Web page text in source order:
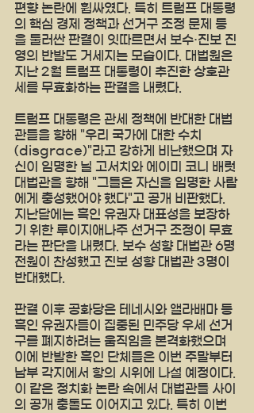
편향 논란에 휩싸였다. 특히 트럼프 대통령
의 핵심 경제 정책과 선거구 조정 문제 등
을 둘러싼 판결이 잇따르면서 보수·진보 진
영의 반발도 거세지는 모습이다. 대법원은
지난 2월 트럼프 대통령이 추진한 상호관
세를 무효화하는 판결을 내렸다.
트럼프 대통령은 관세 정책에 반대한 대법
관들을 향해 "우리 국가에 대한 수치
(disgrace)"라고 강하게 비난했으며 자
신이 임명한 닐 고서치와 에이미 코니 배럿
대법관을 향해 "그들은 자신을 임명한 사람
에게 충성했어야 했다"고 공개 비판했다.
지난달에는 흑인 유권자 대표성을 보장하
기 위한 루이지애나주 선거구 조정이 무효
라는 판단을 내렸다. 보수 성향 대법관 6명
전원이 찬성했고 진보 성향 대법관 3명이
반대했다.
판결 이후 공화당은 테네시와 앨라배마 등
흑인 유권자들이 집중된 민주당 우세 선거
구를 폐지하려는 움직임을 본격화했으며
이에 반발한 흑인 단체들은 이번 주말부터
남부 각지에서 항의 시위에 나설 예정이다.
이 같은 정치화 논란 속에서 대법관들 사이
의 공개 충돌도 이어지고 있다. 특히 이번